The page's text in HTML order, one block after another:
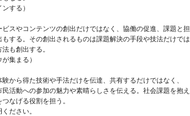
する）
スやコンテンツの創出だけではなく、協働の促進、課題と担
する。その創出されるものは課題解決の手段や技法だけでは
も創出する。
集まる）
から得た技術や手法だけを伝達、共有するだけではなく、
活動への参加の魅力や素晴らしさを伝える。社会課題を抱え
なげる役割を担う。
ださい。